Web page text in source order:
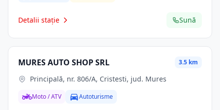
Detalii stație Sună
MURES AUTO SHOP SRL 3.5 km
Principală, nr. 806/A, Cristesti, jud. Mures
Moto / ATV Autoturisme